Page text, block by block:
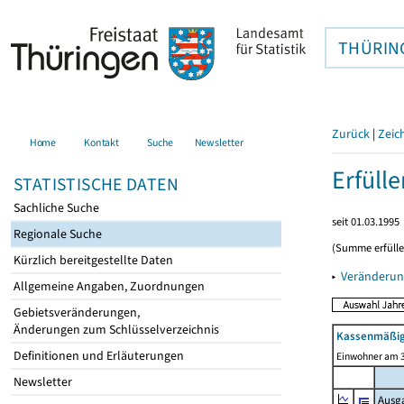
Home Kontakt Suche Newsletter
STATISTISCHE DATEN
Sachliche Suche
Regionale Suche
Kürzlich bereitgestellte Daten
Allgemeine Angaben, Zuordnungen
Gebietsveränderungen,
Änderungen zum Schlüsselverzeichnis
Definitionen und Erläuterungen
Newsletter
Zurück |
seit 01.03.1995
(Summe
▸
Einwohner am